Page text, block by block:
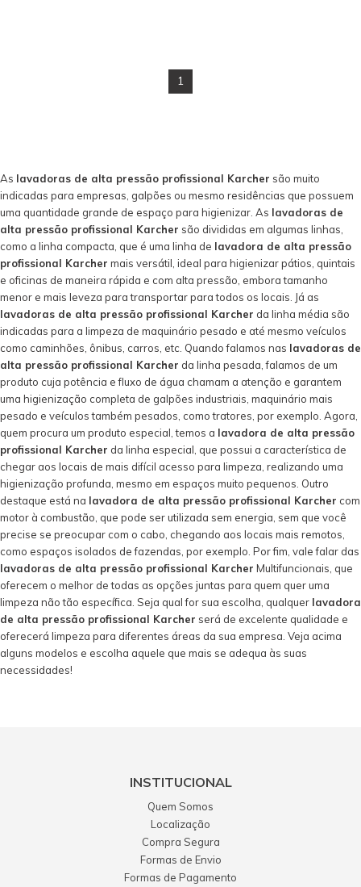
1
As lavadoras de alta pressão profissional Karcher são muito
indicadas para empresas, galpões ou mesmo residências que possuem
uma quantidade grande de espaço para higienizar. As lavadoras de
alta pressão profissional Karcher são divididas em algumas linhas,
como a linha compacta, que é uma linha de lavadora de alta pressão
profissional Karcher mais versátil, ideal para higienizar pátios, quintais
e oficinas de maneira rápida e com alta pressão, embora tamanho
menor e mais leveza para transportar para todos os locais. Já as
lavadoras de alta pressão profissional Karcher da linha média são
indicadas para a limpeza de maquinário pesado e até mesmo veículos
como caminhões, ônibus, carros, etc. Quando falamos nas lavadoras de
alta pressão profissional Karcher da linha pesada, falamos de um
produto cuja potência e fluxo de água chamam a atenção e garantem
uma higienização completa de galpões industriais, maquinário mais
pesado e veículos também pesados, como tratores, por exemplo. Agora,
quem procura um produto especial, temos a lavadora de alta pressão
profissional Karcher da linha especial, que possui a característica de
chegar aos locais de mais difícil acesso para limpeza, realizando uma
higienização profunda, mesmo em espaços muito pequenos. Outro
destaque está na lavadora de alta pressão profissional Karcher com
motor à combustão, que pode ser utilizada sem energia, sem que você
precise se preocupar com o cabo, chegando aos locais mais remotos,
como espaços isolados de fazendas, por exemplo. Por fim, vale falar das
lavadoras de alta pressão profissional Karcher Multifuncionais, que
oferecem o melhor de todas as opções juntas para quem quer uma
limpeza não tão específica. Seja qual for sua escolha, qualquer lavadora
de alta pressão profissional Karcher será de excelente qualidade e
oferecerá limpeza para diferentes áreas da sua empresa. Veja acima
alguns modelos e escolha aquele que mais se adequa às suas
necessidades!
INSTITUCIONAL
Quem Somos
Localização
Compra Segura
Formas de Envio
Formas de Pagamento